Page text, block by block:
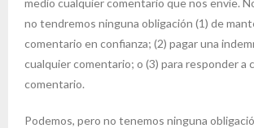
medio cualquier comentario que nos envíe.
no tendremos ninguna obligación (1) de
comentario en confianza; (2) pagar una
cualquier comentario; o (3) para responder a
comentario.
Podemos, pero no tenemos ninguna